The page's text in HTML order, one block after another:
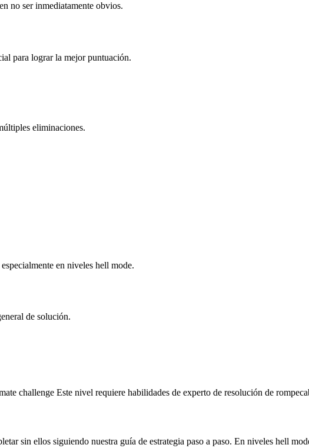
no ser inmediatamente obvios.
para lograr la mejor puntuación.
eliminaciones.
en niveles hell mode.
de solución.
challenge Este nivel requiere habilidades de experto de resolución de
sin ellos siguiendo nuestra guía de estrategia paso a paso. En niveles hell